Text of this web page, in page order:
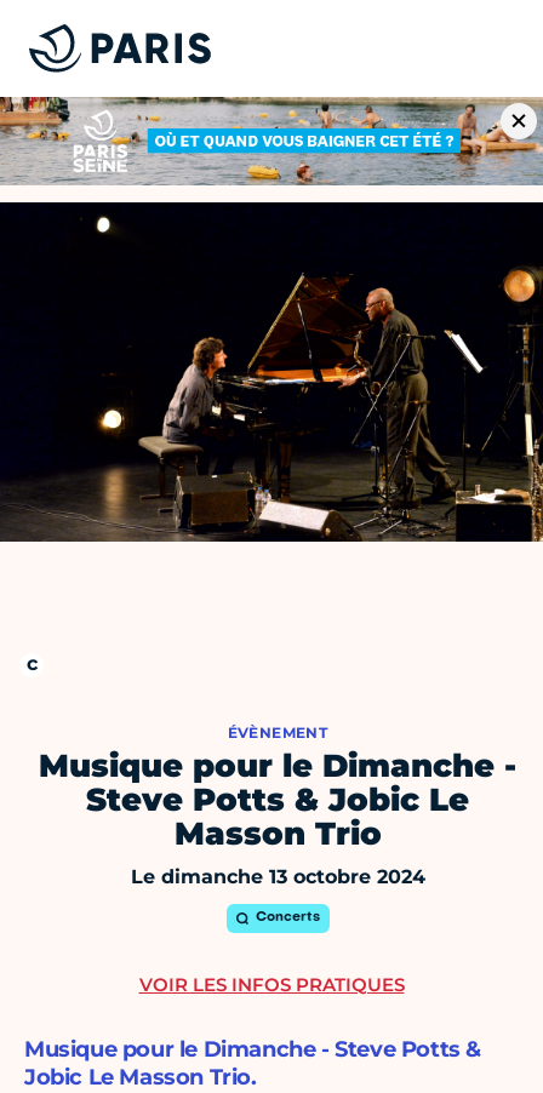
ÉVÈNEMENT
Musique pour le Dimanche -
Steve Potts & Jobic Le
Masson Trio
Le dimanche 13 octobre 2024
Concerts
Musique pour le Dimanche - Steve Potts &
Jobic Le Masson Trio.
VOIR LES INFOS PRATIQUES